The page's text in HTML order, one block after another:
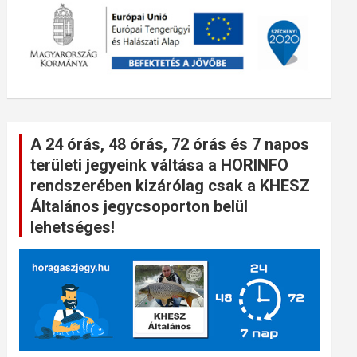
A 24 órás, 48 órás, 72 órás és 7 napos
területi jegyeink váltása a HORINFO
rendszerében kizárólag csak a KHESZ
Általános jegycsoporton belül
lehetséges!